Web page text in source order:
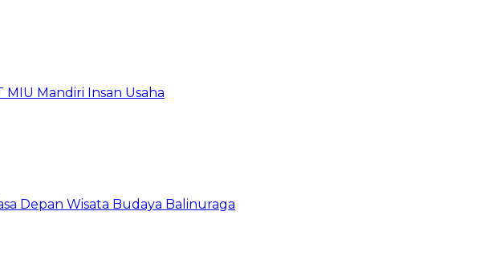
Mandiri Insan Usaha
Depan Wisata Budaya Balinuraga